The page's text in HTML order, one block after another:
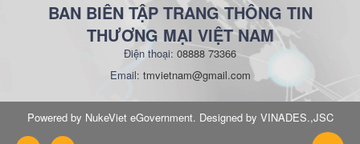
BAN BIÊN TẬP TRANG THÔNG TIN
THƯƠNG MẠI VIỆT NAM
Điện thoại: 08888 73366
Email: tmvietnam@gmail.com
Powered by NukeViet eGovernment. Designed by VINADES.,JSC